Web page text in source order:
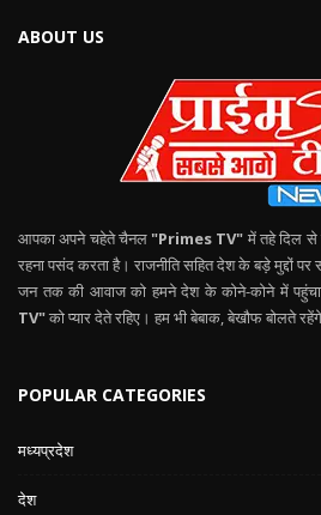
ABOUT US
आपका अपने चहेते चैनल "Primes TV" में तहे दिल
रहना पसंद करता है। राजनीति सहित देश के बड़े मुद्दों पर
जन तक की आवाज को हमने देश के कोने-कोने में
TV"को प्यार देते रहिए। हम भी बेबाक, बेखौफ बोलते
POPULAR CATEGORIES
मध्यप्रदेश
देश